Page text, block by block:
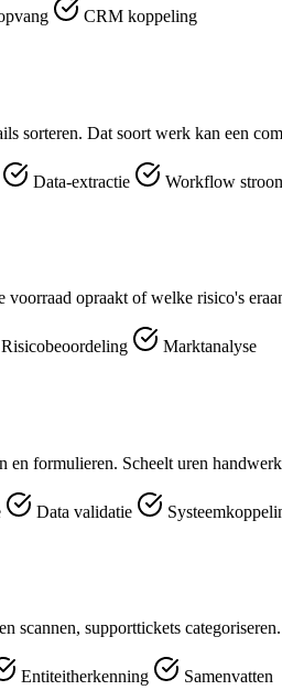
CRM koppeling
sorteren. Dat soort werk kan een
Data-extractie Workflow
opraakt of welke risico's
Risicobeoordeling Marktanalyse
en formulieren. Scheelt uren
Data validatie
scannen, supporttickets
Entiteitherkenning Samenvatten